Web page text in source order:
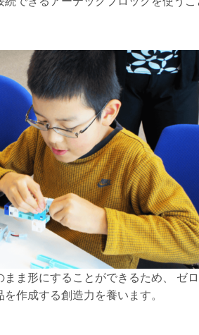
ま形にすることができるため、 ゼ
作成する創造力を養います。